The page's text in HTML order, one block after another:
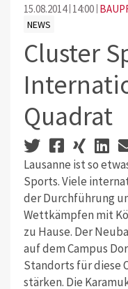
15.08.2014 14:00
NEWS
Cluster
Quadrat
Lausanne ist so
Sports. Viele
der Durchführung
Wettkämpfen mit
zu Hause. Der
auf dem Campus
Standorts für diese
stärken. Die